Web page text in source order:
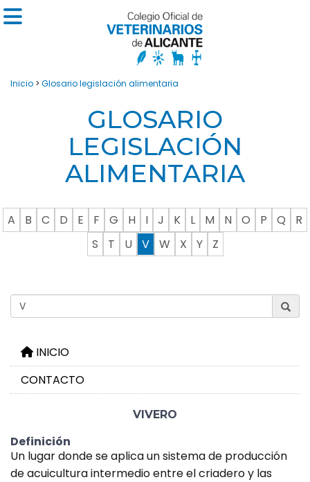
Inicio > Glosario legislación alimentaria
GLOSARIO
LEGISLACIÓN
ALIMENTARIA
A B C D E F G H I J K L M N O P Q
R
S
T U V W X Y Z
INICIO
CONTACTO
VIVERO
Definición
Un lugar donde se aplica un sistema de producción
de acuicultura intermedio entre el criadero y las